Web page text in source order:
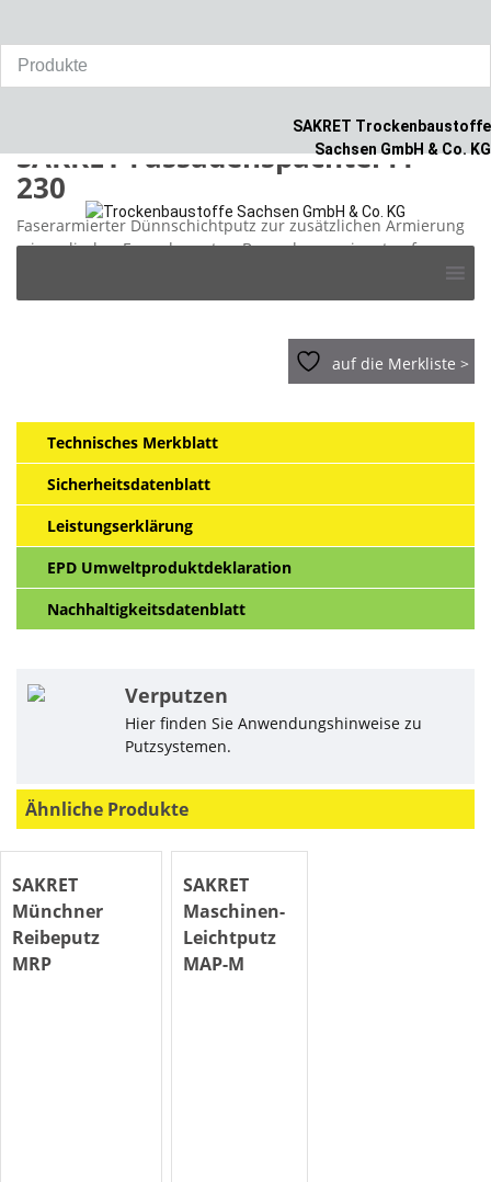
SAKRET Trockenbaustoffe
Sachsen GmbH & Co. KG
content
SAKRET Fassadenspachtel FP
230
Faserarmierter Dünnschichtputz zur zusätzlichen Armierung
mineralischer Fassadenputze. Besonders geeignet auf
rabottierten Außenputzen mit hohem Saugvermögen. Klasse
CS III
auf die Merkliste >
Technisches Merkblatt
Sicherheitsdatenblatt
Leistungserklärung
EPD Umweltproduktdeklaration
Nachhaltigkeitsdatenblatt
Verputzen
Hier finden Sie Anwendungshinweise zu
Putzsystemen.
Ähnliche Produkte
SAKRET
Münchner
Reibeputz
MRP
SAKRET
Maschinen-
Leichtputz
MAP-M